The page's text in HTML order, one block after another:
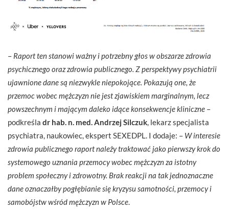
– Raport ten stanowi ważny i potrzebny głos w obszarze zdrowia
psychicznego oraz zdrowia publicznego. Z perspektywy psychiatrii
ujawnione dane są niezwykle niepokojące. Pokazują one, że
przemoc wobec mężczyzn nie jest zjawiskiem marginalnym, lecz
powszechnym i mającym daleko idące konsekwencje kliniczne –
podkreśla dr hab. n. med. Andrzej Silczuk , lekarz specjalista
psychiatra, naukowiec, ekspert SEXEDPL. I dodaje: – W interesie
zdrowia publicznego raport należy traktować jako pierwszy krok do
systemowego uznania przemocy wobec mężczyzn za istotny
problem społeczny i zdrowotny. Brak reakcji na tak jednoznaczne
dane oznaczałby pogłębianie się kryzysu samotności, przemocy i
samobójstw wśród mężczyzn w Polsce